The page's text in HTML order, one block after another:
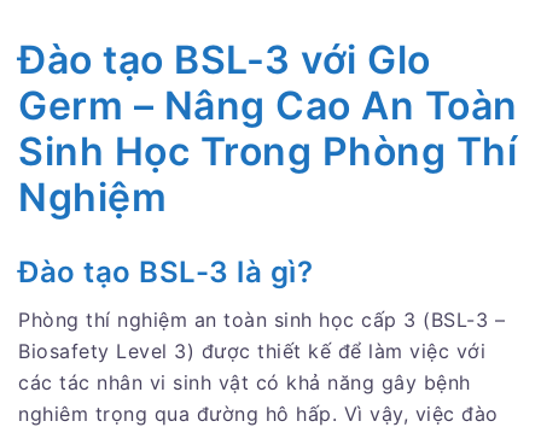
Đào tạo BSL-3 với Glo
Germ – Nâng Cao An Toàn
Sinh Học Trong Phòng Thí
Nghiệm
Đào tạo BSL-3 là gì?
Phòng thí nghiệm an toàn sinh học cấp 3 (BSL-3 –
Biosafety Level 3) được thiết kế để làm việc với
các tác nhân vi sinh vật có khả năng gây bệnh
nghiêm trọng qua đường hô hấp. Vì vậy, việc đào